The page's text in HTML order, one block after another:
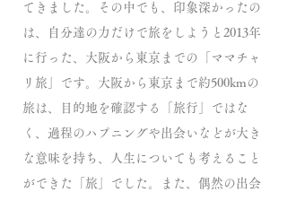
てきました。その中でも、印象深かったの
は、自分達の力だけで旅をしようと2013年
に行った、大阪から東京までの「ママチャ
リ旅」です。大阪から東京まで約500kmの
旅は、目的地を確認する「旅行」ではな
く、過程のハプニングや出会いなどが大き
な意味を持ち、人生についても考えること
ができた「旅」でした。また、偶然の出会